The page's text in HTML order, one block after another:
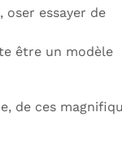
essayer de
être un modèle
de ces